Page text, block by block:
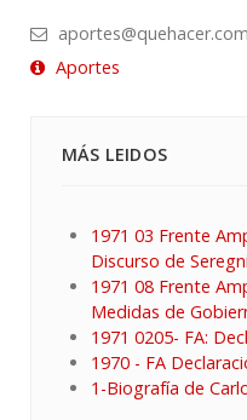
Aportes
MÁS LEIDOS
1971 03 Frente
Discurso de Seregni
1971 08 Frente
Medidas de
1971 0205- FA:
1970 - FA
1-Biografía de